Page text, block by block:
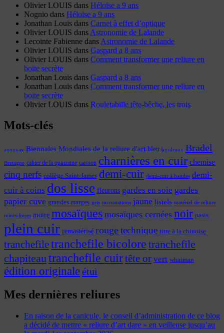
Olivier LOUIS dans Héloïse a 9 ans
Nognio dans Héloïse a 9 ans
Jonathan Louis dans Carnet à effet d’optique
Olivier LOUIS dans Astronomie de Lalande
Lecointe Fabienne dans Astronomie de Lalande
Olivier LOUIS dans Gaspard a 8 ans
Olivier LOUIS dans Comment transformer une reliure en
boite secrète
Jonathan Louis dans Gaspard a 8 ans
Jonathan Louis dans Comment transformer une reliure en
boite secrète
Olivier LOUIS dans Rouletabille tête-bêche, les trois
Mots-clés
annonay Biennales Mondiales de la reliure d'art bleu bordeaux Bradel
Bretagne cahier de la quinzaine caisson charnières en cuir chemise
cinq nerfs collège Saint-James demi-cuir demi-cuir à bandes demi-
cuir à coins dos lisse fleurons gardes en soie gardes
papier cuve grandes marges gris incrustations jaune listels matériel de reliure
minis-livres moire mosaïques mosaïques cernées noir oasis
plein cuir remastérisé rougetechnique titre à la chinoise
tranchefiletranchefile bicolore tranchefile
chapiteautranchefile cuirtête or vert whatman
édition originaleétui
Mes dernières reliures
En raison de la canicule, le conseil d’administration de ce blog
a décidé de mettre « reliure d’art dare » en veilleuse jusqu’au